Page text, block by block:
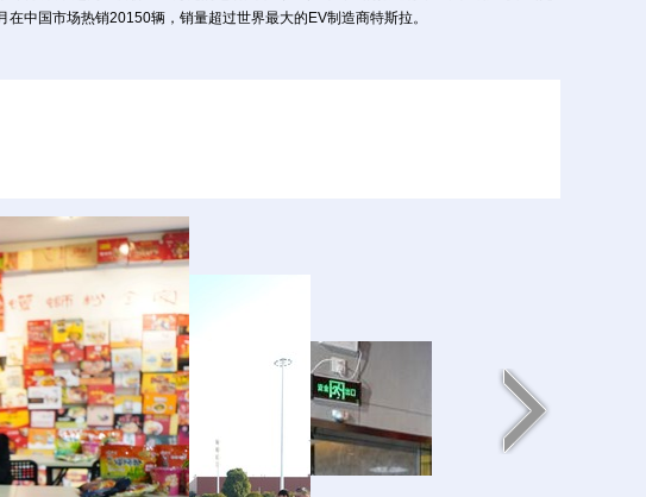
家海内外媒体点赞广西参与构建新发展格局打造发展
西自贸试验区钦州港片区：以海为兴 先行先试 活力迸
在中国市场热销20150辆，销量超过世界最大的EV制造商特斯拉。